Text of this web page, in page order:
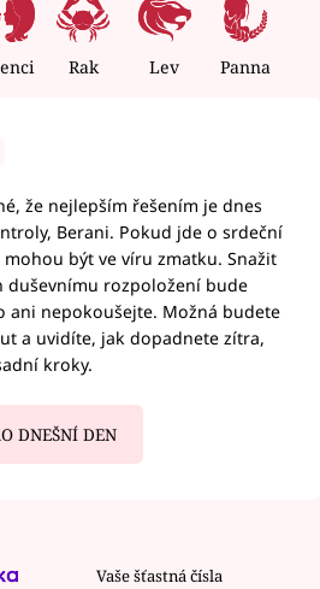
Rak Lev Panna
že nejlepším řešením je dnes
Berani. Pokud jde o srdeční
být ve víru zmatku. Snažit
rozpoložení bude
ani nepokoušejte. Možná budete
a uvidíte, jak dopadnete zítra,
kroky.
DNEŠNÍ DEN
Vaše šťastná čísla